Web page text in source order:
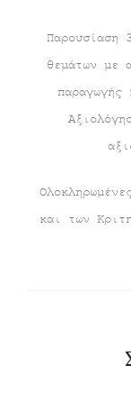
Παρουσίαση
θεμάτων με
παραγωγής
και των